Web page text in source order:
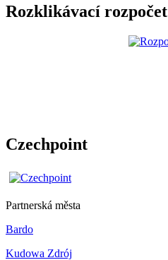
Rozklikávací rozpočet
Czechpoint
Partnerská města
Bardo
Kudowa Zdrój